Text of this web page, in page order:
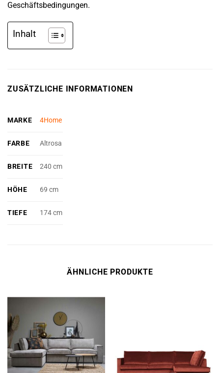
Geschäftsbedingungen.
Inhalt
ZUSÄTZLICHE INFORMATIONEN
MARKE 4Home
FARBE Altrosa
BREITE 240 cm
HÖHE 69 cm
TIEFE 174 cm
ÄHNLICHE PRODUKTE